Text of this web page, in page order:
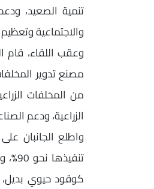
تنمية الصعيد،
والاجتماعية
وعقب اللقاء، قام
من المخلفات
الزراعية، ودعم
واطلع الجانبان
كوقود حيوي